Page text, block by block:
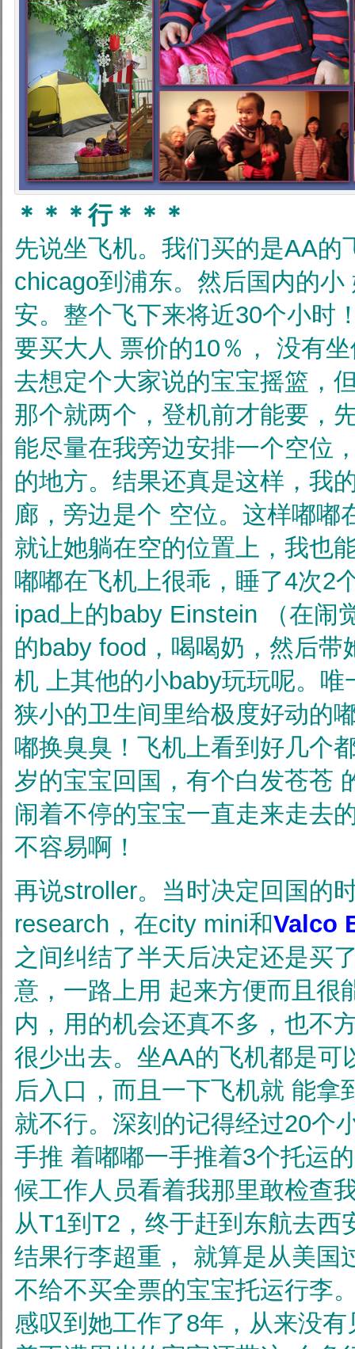
＊＊＊行＊＊＊
先说坐飞机。我们买的是AA的
chicago到浦东。然后国内的小
安。整个飞下来将近30个小时
要买大人 票价的10％， 没有
去想定个大家说的宝宝摇篮，
那个就两个，登机前才能要，
能尽量在我旁边安排一个空位
的地方。结果还真是这样，我
廊，旁边是个 空位。这样嘟嘟
就让她躺在空的位置上，我也
嘟嘟在飞机上很乖，睡了4次2
ipad上的baby Einstein
（在闹
的baby food，喝喝奶，然后带
机 上其他的小baby玩玩呢。唯
狭小的卫生间里给极度好动的
嘟换臭臭！飞机上看到好几个
岁的宝宝回国，有个白发苍苍
闹着不停的宝宝一直走来走去
不容易啊！
再说stroller。当时决定回国的
research，在city mini和Valco
之间纠结了半天后决定还是买
意，一路上用 起来方便而且很
内，用的机会还真不多，也不
很少出去。坐AA的飞机都是可
后入口，而且一下飞机就 能拿
就不行。深刻的记得经过20个
手推 着嘟嘟一手推着3个托运
候工作人员看着我那里敢检查
从T1到T2，终于赶到东航去西
结果行李超重， 就算是从美国
不给不买全票的宝宝托运行李
感叹到她工作了8年，从来没